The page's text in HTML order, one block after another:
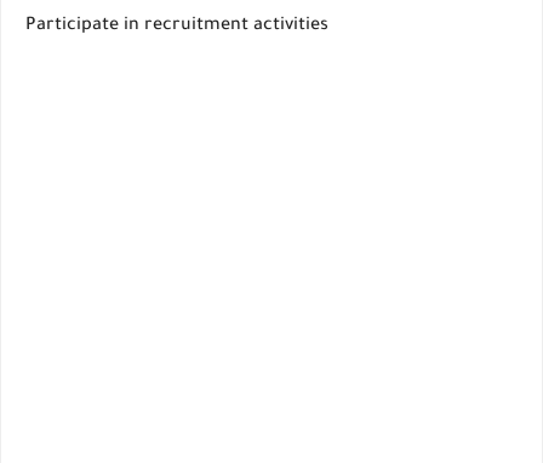
Participate in recruitment activities